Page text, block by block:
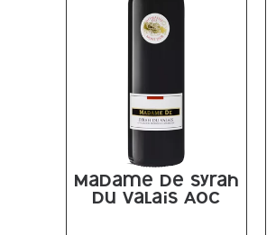
Madame De Syrah
du Valais AOC